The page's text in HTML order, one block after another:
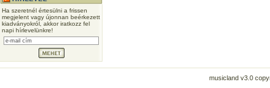
Ha szeretnél értesülni a frissen
megjelent vagy újonnan beérkezett
kiadványokról, akkor iratkozz fel
napi hírlevelünkre!
musicland v3.0